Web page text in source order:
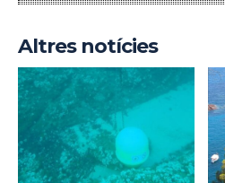
Altres notícies